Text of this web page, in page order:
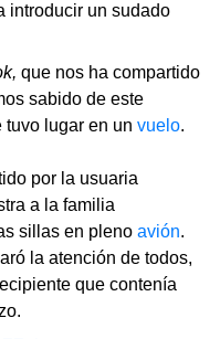
introducir un sudado
que nos ha compartido
sabido de este
lugar en un vuelo.
por la usuaria
a la familia
sillas en pleno avión.
la atención de todos,
que contenía